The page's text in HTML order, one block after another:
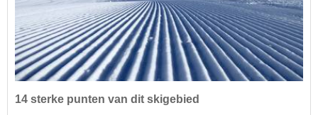
14 sterke punten van dit skigebied